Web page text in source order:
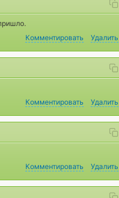
Комментировать Удалить
Комментировать Удалить
Комментировать Удалить